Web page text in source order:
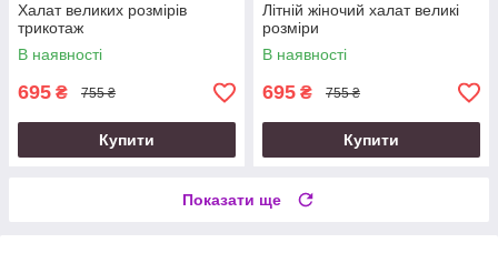
Халат великих розмірів
трикотаж
В наявності
695 ₴ 755 ₴
Купити
Літній жіночий халат великі
розміри
В наявності
695 ₴ 755 ₴
Купити
Показати ще